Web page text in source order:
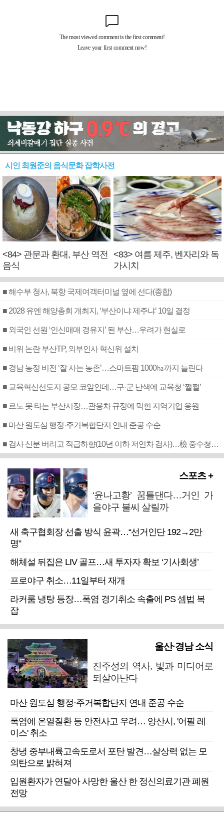
시인 최원준의 음식문화 잡학사전
<84> 관문과 환대, 부산 역전
음식
<83> 여름 제주, 벤자리와 독
가시치
■ 해수부 청사, 북항 국제여객터미널 옆에 선다(종합)
■ 2028 유엔 해양총회 개최지, ‘부산이냐 제주냐’ 10일 결정
■ 외국인 선원 ‘인신매매 경유지’ 된 부산…우려가 현실로
■ 비위 논란 부산TP, 외부인사 혁신위 설치
■ 경남 농정 비전 ‘잘 사는 농촌’…스마트팜 1000㏊까지 늘린다
■ 교육혁신선도지 공모 코앞인데…구·군 난색에 교육청 ‘쩔쩔’
■ 르노 못 타는 부산시장…관용차 규정에 막힌 지역기업 응원
■ 마산 원도심 행정·주거복합단지 연내 준공 수순
■ 검사 신분 버리고 직급하향(10년 이하 저연차 검사)…檢 중수청행 기피
스포츠 +
‘윤나고황’ 꿈틀댄다…거인 가
을야구 불씨 살릴까
새 축구협회장 선출 방식 윤곽…“선거인단 192→2만
명”
해체설 뒤집은 LIV 골프…새 투자자 확보 ‘기사회생’
프로야구 취소…11일부터 재개
라커룸 냉탕 등장…폭염 경기취소 속출에 PS 셈법 복
잡
울산·경남 소식
진주성의 역사, 빛과 미디어로
되살아난다
마산 원도심 행정·주거복합단지 연내 준공 수순
폭염에 온열질환 등 안전사고 우려… 양산시, '어필 레
이스' 취소
창녕 중부내륙고속도로서 포탄 발견…살상력 없는 모
의탄으로 밝혀져
입원환자가 연달아 사망한 울산 한 정신의료기관 폐원
전망